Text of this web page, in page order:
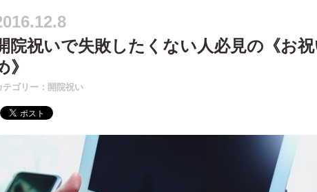
院祝いで失敗したくない人必見の《お
》
テゴリー：開院祝い